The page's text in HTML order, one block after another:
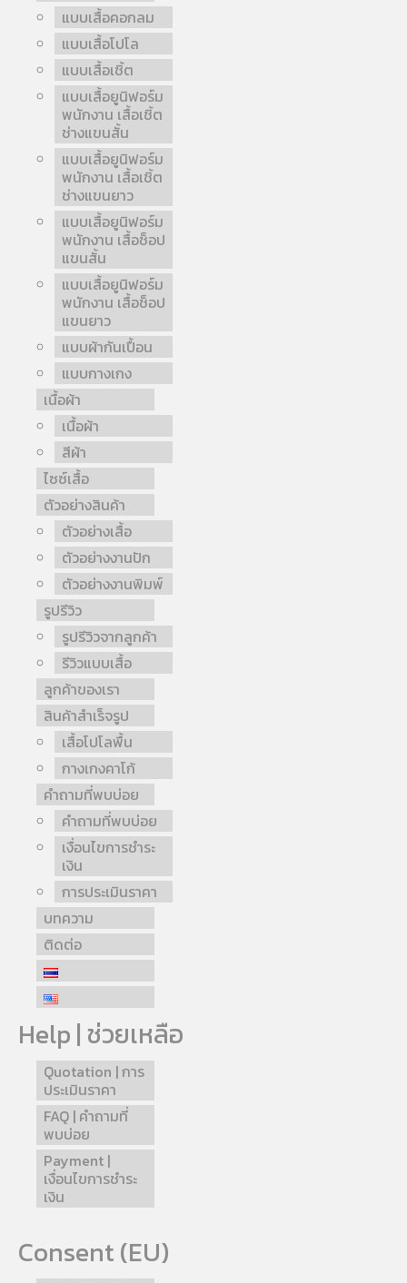
แบบเสื้อคอกลม
แบบเสื้อโปโล
แบบเสื้อเชิ้ต
แบบเสื้อยูนิฟอร์ม
พนักงาน เสื้อเชิ้ต
ช่างแขนสั้น
แบบเสื้อยูนิฟอร์ม
พนักงาน เสื้อเชิ้ต
ช่างแขนยาว
แบบเสื้อยูนิฟอร์ม
พนักงาน เสื้อช็อป
แขนสั้น
แบบเสื้อยูนิฟอร์ม
พนักงาน เสื้อช็อป
แขนยาว
แบบผ้ากันเปื้อน
แบบกางเกง
เนื้อผ้า
เนื้อผ้า
สีผ้า
ไซซ์เสื้อ
ตัวอย่างสินค้า
ตัวอย่างเสื้อ
ตัวอย่างงานปัก
ตัวอย่างงานพิมพ์
รูปรีวิว
รูปรีวิวจากลูกค้า
รีวิวแบบเสื้อ
ลูกค้าของเรา
สินค้าสำเร็จรูป
เสื้อโปโลพื้น
กางเกงคาโก้
คำถามที่พบบ่อย
คำถามที่พบบ่อย
เงื่อนไขการชำระ
เงิน
การประเมินราคา
บทความ
ติดต่อ
Help | ช่วยเหลือ
Quotation | การ
ประเมินราคา
FAQ | คำถามที่
พบบ่อย
Payment |
เงื่อนไขการชำระ
เงิน
Consent (EU)